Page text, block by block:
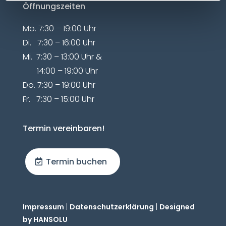
Öffnungszeiten
Mo. 7:30 – 19:00 Uhr
Di. 7:30 – 16:00 Uhr
Mi. 7:30 – 13:00 Uhr &
14:00 – 19:00 Uhr
Do. 7:30 – 19:00 Uhr
Fr. 7:30 – 15:00 Uhr
Termin vereinbaren!
Termin buchen
Impressum Datenschutzerklärung
Designed
by HANSOLU